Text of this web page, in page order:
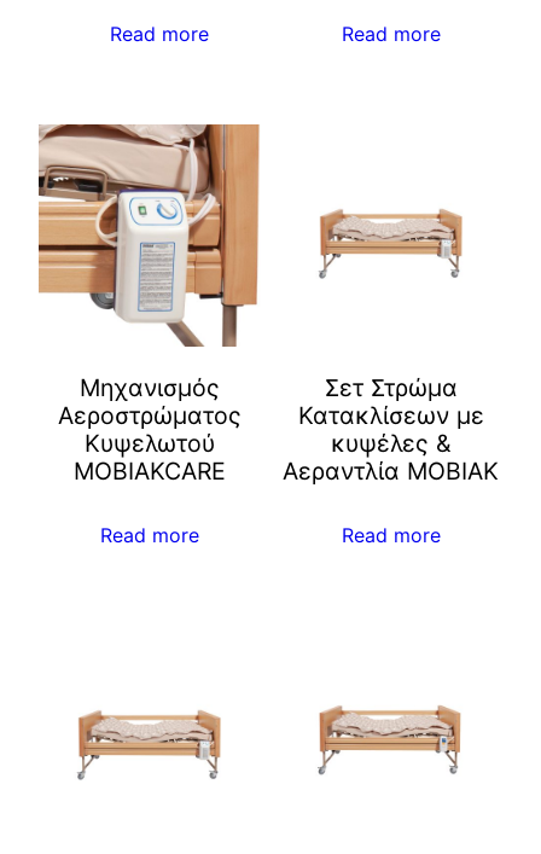
Read more Read more
Μηχανισμός
Αεροστρώματος
Κυψελωτού
ΜOBIAKCARE
Read more
Σετ Στρώμα
Κατακλίσεων με
κυψέλες &
Αεραντλία ΜOBIAK
Read more